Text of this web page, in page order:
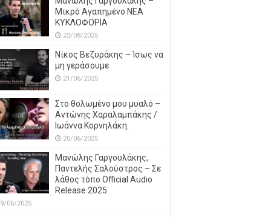
Μικρό Αγαπημένο NEΑ
ΚΥΚΛΟΦΟΡΙΑ
23/08/2025
Νίκος Βεζυράκης – Ίσως να
μη γεράσουμε
21/06/2025
Στο θολωμένο μου μυαλό –
Αντώνης Χαραλαμπάκης /
Ιωάννα Κορνηλάκη.
20/06/2025
Μανώλης Γαργουλάκης,
Παντελής Σαλούστρος – Σε
λάθος τόπο Official Audio
Release 2025
06/2025